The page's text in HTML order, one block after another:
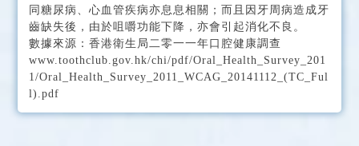
同糖尿病、心血管疾病亦息息相關；而且因牙周病造成牙
齒缺失後，由於咀嚼功能下降，亦會引起消化不良。
數據來源：香港衛生局二零一一年口腔健康調查
www.toothclub.gov.hk/chi/pdf/Oral_Health_Survey_201
1/Oral_Health_Survey_2011_WCAG_20141112_(TC_Ful
l).pdf